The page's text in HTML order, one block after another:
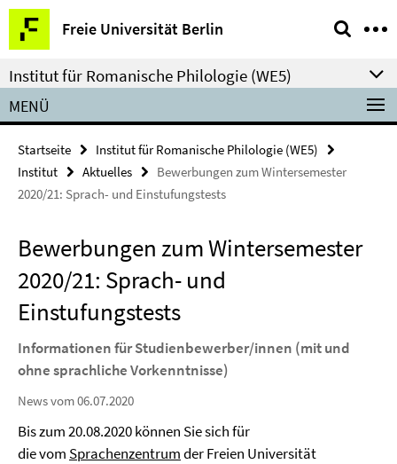
Springe
direkt
zu
Inhalt
Freie Universität Berlin
Service-
Navigation
Institut für Romanische Philologie (WE5)
MENÜ
Startseite
Institut für Romanische Philologie (WE5)
Institut
Aktuelles
Bewerbungen zum Wintersemester
2020/21: Sprach- und Einstufungstests
Bewerbungen zum Wintersemester
2020/21: Sprach- und
Einstufungstests
Informationen für Studienbewerber/innen (mit und
ohne sprachliche Vorkenntnisse)
News vom 06.07.2020
Bis zum 20.08.2020 können Sie sich für
die vom Sprachenzentrumder Freien Universität